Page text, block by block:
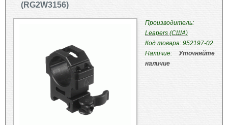
(RG2W3156)
Производитель:
Leapers (США)
Код товара: 952197-02
Наличие: Уточняйте
наличие